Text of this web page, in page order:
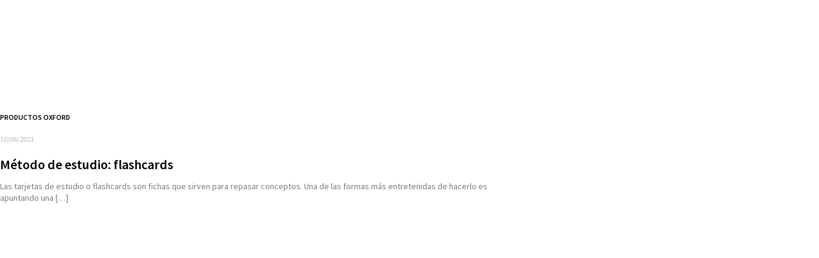
PRODUCTOS OXFORD
10/06/2021
Método de estudio: flashcards
Las tarjetas de estudio o flashcards son fichas que sirven para repasar conceptos. Una de las formas más entretenidas de hacerlo es
apuntando una […]